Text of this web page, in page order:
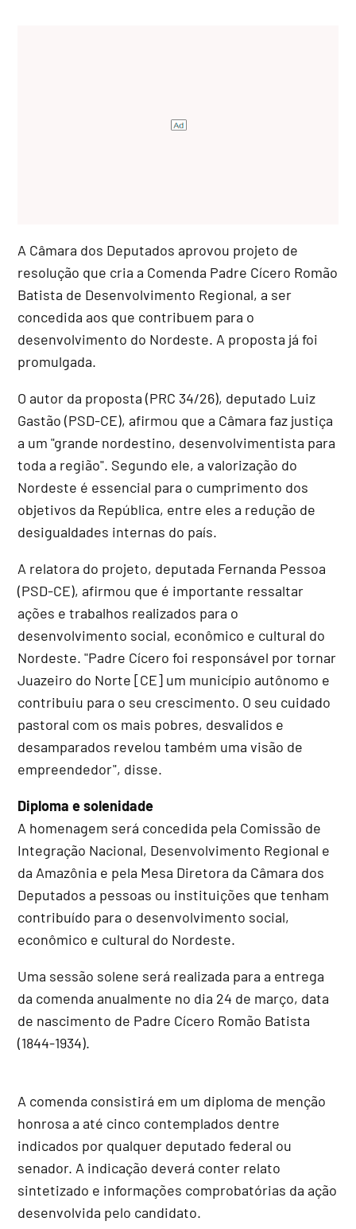
A Câmara dos Deputados aprovou projeto de
resolução que cria a Comenda Padre Cícero Romão
Batista de Desenvolvimento Regional, a ser
concedida aos que contribuem para o
desenvolvimento do Nordeste. A proposta já foi
promulgada.
O autor da proposta (PRC 34/26), deputado Luiz
Gastão (PSD-CE), afirmou que a Câmara faz justiça
a um "grande nordestino, desenvolvimentista para
toda a região". Segundo ele, a valorização do
Nordeste é essencial para o cumprimento dos
objetivos da República, entre eles a redução de
desigualdades internas do país.
A relatora do projeto, deputada Fernanda Pessoa
(PSD-CE), afirmou que é importante ressaltar
ações e trabalhos realizados para o
desenvolvimento social, econômico e cultural do
Nordeste. "Padre Cícero foi responsável por tornar
Juazeiro do Norte [CE] um município autônomo e
contribuiu para o seu crescimento. O seu cuidado
pastoral com os mais pobres, desvalidos e
desamparados revelou também uma visão de
empreendedor", disse.
Diploma e solenidade
A homenagem será concedida pela Comissão de
Integração Nacional, Desenvolvimento Regional e
da Amazônia e pela Mesa Diretora da Câmara dos
Deputados a pessoas ou instituições que tenham
contribuído para o desenvolvimento social,
econômico e cultural do Nordeste.
Uma sessão solene será realizada para a entrega
da comenda anualmente no dia 24 de março, data
de nascimento de Padre Cícero Romão Batista
(1844-1934).
A comenda consistirá em um diploma de menção
honrosa a até cinco contemplados dentre
indicados por qualquer deputado federal ou
senador. A indicação deverá conter relato
sintetizado e informações comprobatórias da ação
desenvolvida pelo candidato.